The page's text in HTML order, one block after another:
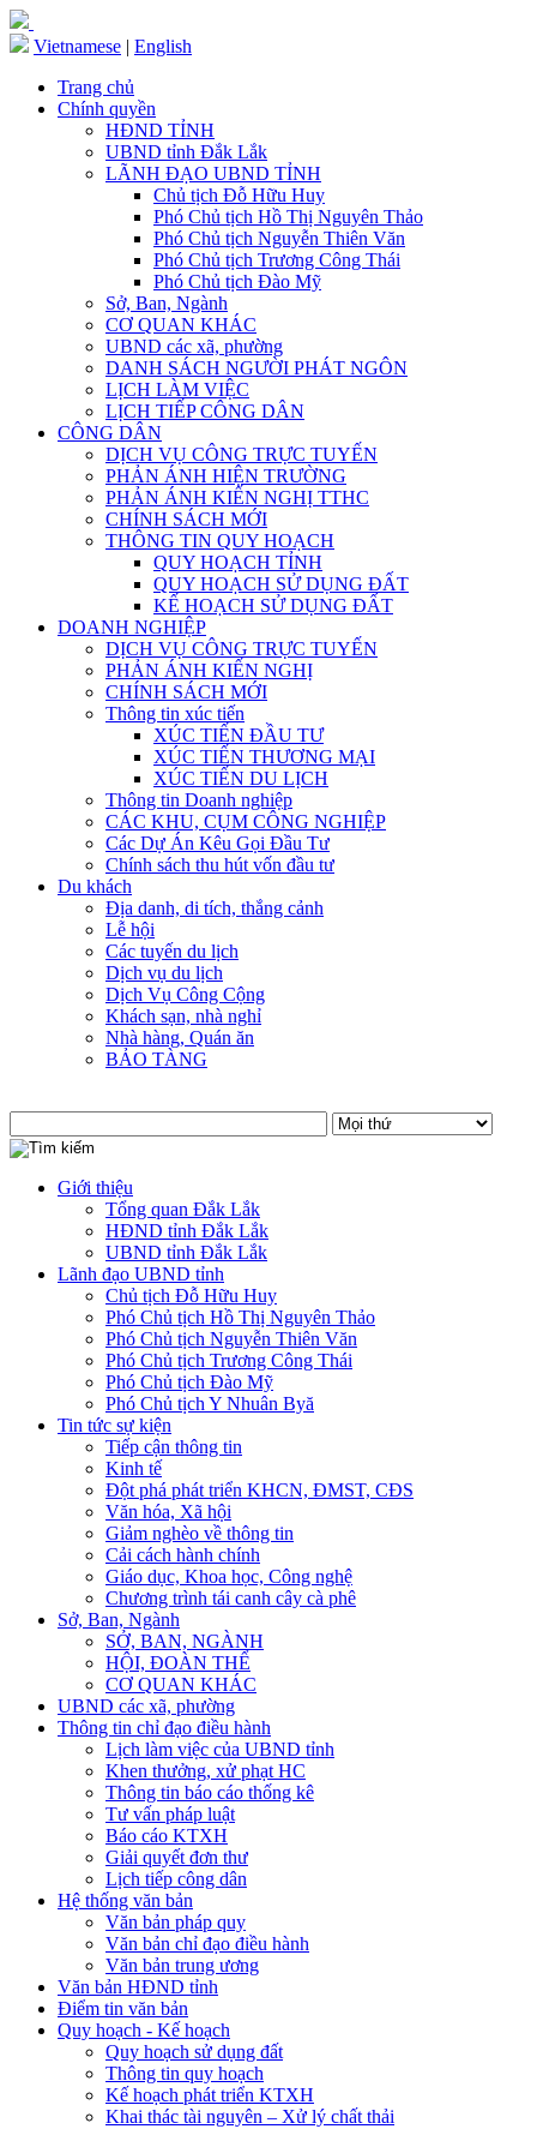
Vietnamese | English
Trang chủ
Chính quyền
HĐND TỈNH
UBND tỉnh Đắk Lắk
LÃNH ĐẠO UBND TỈNH
Chủ tịch Đỗ Hữu Huy
Phó Chủ tịch Hồ Thị Nguyên Thảo
Phó Chủ tịch Nguyễn Thiên Văn
Phó Chủ tịch Trương Công Thái
Phó Chủ tịch Đào Mỹ
Sở, Ban, Ngành
CƠ QUAN KHÁC
UBND các xã, phường
DANH SÁCH NGƯỜI PHÁT NGÔN
LỊCH LÀM VIỆC
LỊCH TIẾP CÔNG DÂN
CÔNG DÂN
DỊCH VỤ CÔNG TRỰC TUYẾN
PHẢN ÁNH HIỆN TRƯỜNG
PHẢN ÁNH KIẾN NGHỊ TTHC
CHÍNH SÁCH MỚI
THÔNG TIN QUY HOẠCH
QUY HOẠCH TỈNH
QUY HOẠCH SỬ DỤNG ĐẤT
KẾ HOẠCH SỬ DỤNG ĐẤT
DOANH NGHIỆP
DỊCH VỤ CÔNG TRỰC TUYẾN
PHẢN ÁNH KIẾN NGHỊ
CHÍNH SÁCH MỚI
Thông tin xúc tiến
XÚC TIẾN ĐẦU TƯ
XÚC TIẾN THƯƠNG MẠI
XÚC TIẾN DU LỊCH
Thông tin Doanh nghiệp
CÁC KHU, CỤM CÔNG NGHIỆP
Các Dự Án Kêu Gọi Đầu Tư
Chính sách thu hút vốn đầu tư
Du khách
Địa danh, di tích, thắng cảnh
Lễ hội
Các tuyến du lịch
Dịch vụ du lịch
Dịch Vụ Công Cộng
Khách sạn, nhà nghỉ
Nhà hàng, Quán ăn
BẢO TÀNG
Giới thiệu
Tổng quan Đắk Lắk
HĐND tỉnh Đắk Lắk
UBND tỉnh Đắk Lắk
Lãnh đạo UBND tỉnh
Chủ tịch Đỗ Hữu Huy
Phó Chủ tịch Hồ Thị Nguyên Thảo
Phó Chủ tịch Nguyễn Thiên Văn
Phó Chủ tịch Trương Công Thái
Phó Chủ tịch Đào Mỹ
Phó Chủ tịch Y Nhuân Byă
Tin tức sự kiện
Tiếp cận thông tin
Kinh tế
Đột phá phát triển KHCN, ĐMST, CĐS
Văn hóa, Xã hội
Giảm nghèo về thông tin
Cải cách hành chính
Giáo dục, Khoa học, Công nghệ
Chương trình tái canh cây cà phê
Sở, Ban, Ngành
SỞ, BAN, NGÀNH
HỘI, ĐOÀN THỂ
CƠ QUAN KHÁC
UBND các xã, phường
Thông tin chỉ đạo điều hành
Lịch làm việc của UBND tỉnh
Khen thưởng, xử phạt HC
Thông tin báo cáo thống kê
Tư vấn pháp luật
Báo cáo KTXH
Giải quyết đơn thư
Lịch tiếp công dân
Hệ thống văn bản
Văn bản pháp quy
Văn bản chỉ đạo điều hành
Văn bản trung ương
Văn bản HĐND tỉnh
Điểm tin văn bản
Quy hoạch - Kế hoạch
Quy hoạch sử dụng đất
Thông tin quy hoạch
Kế hoạch phát triển KTXH
Khai thác tài nguyên – Xử lý chất thải